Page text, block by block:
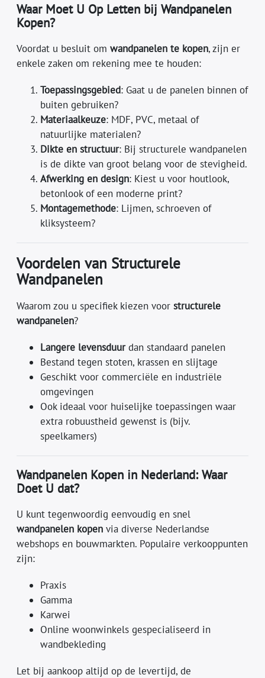
Waar Moet U Op Letten bij Wandpanelen
Kopen?
Voordat u besluit omwandpanelen te kopen, zijn er
enkele zaken om rekening mee te houden:
Toepassingsgebied: Gaat u de panelen binnen of
buiten gebruiken?
Materiaalkeuze: MDF, PVC, metaal of
natuurlijke materialen?
Dikte en structuur: Bij structurele wandpanelen
is de dikte van groot belang voor de stevigheid.
Afwerking en design: Kiest u voor houtlook,
betonlook of een moderne print?
Montagemethode: Lijmen, schroeven of
kliksysteem?
Voordelen van Structurele
Wandpanelen
Waarom zou u specifiek kiezen voorstructurele
wandpanelen?
Langere levensduurdan standaard panelen
Bestand tegen stoten, krassen en slijtage
Geschikt voor commerciële en industriële
omgevingen
Ook ideaal voor huiselijke toepassingen waar
extra robuustheid gewenst is (bijv.
speelkamers)
Wandpanelen Kopen in Nederland: Waar
Doet U dat?
U kunt tegenwoordig eenvoudig en snel
wandpanelen kopen via diverse Nederlandse
webshops en bouwmarkten. Populaire verkooppunten
zijn:
Praxis
Gamma
Karwei
Online woonwinkels gespecialiseerd in
wandbekleding
Let bij aankoop altijd op de levertijd, de